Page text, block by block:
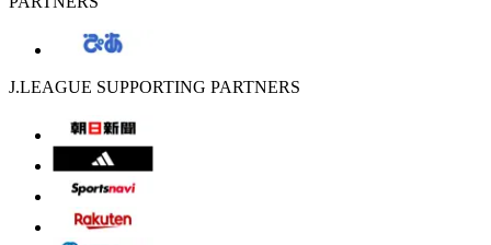
J.LEAGUE SUPPORTING PARTNERS